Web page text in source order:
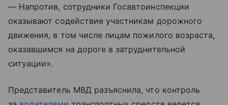
— Напротив, сотрудники Госавтоинспекции
оказывают содействие участникам дорожного
движения, в том числе лицам пожилого возраста,
оказавшимся на дороге в затруднительной
ситуации».
Представитель МВД разъяснила, что контроль